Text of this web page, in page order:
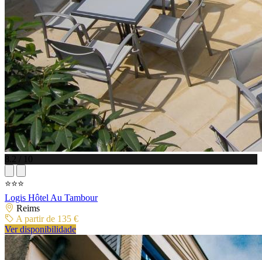
8.2 / 10
⭐⭐⭐
Logis Hôtel Au Tambour
Reims
A partir de 135 €
Ver disponibilidade